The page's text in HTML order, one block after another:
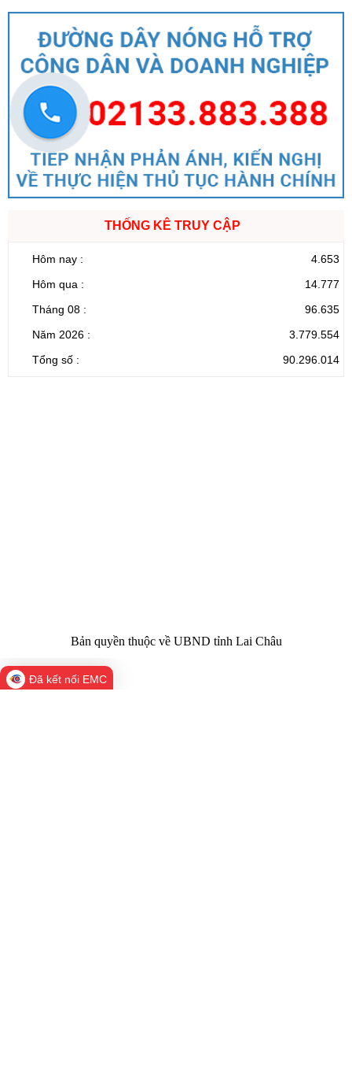
THỐNG KÊ TRUY CẬP
Hôm nay :
4.653
Hôm qua :
14.777
Tháng 08 :
96.635
Năm 2026 :
3.779.554
Tổng số :
90.296.014
Bản quyền thuộc về UBND tỉnh Lai Châu
Đã kết nối EMC